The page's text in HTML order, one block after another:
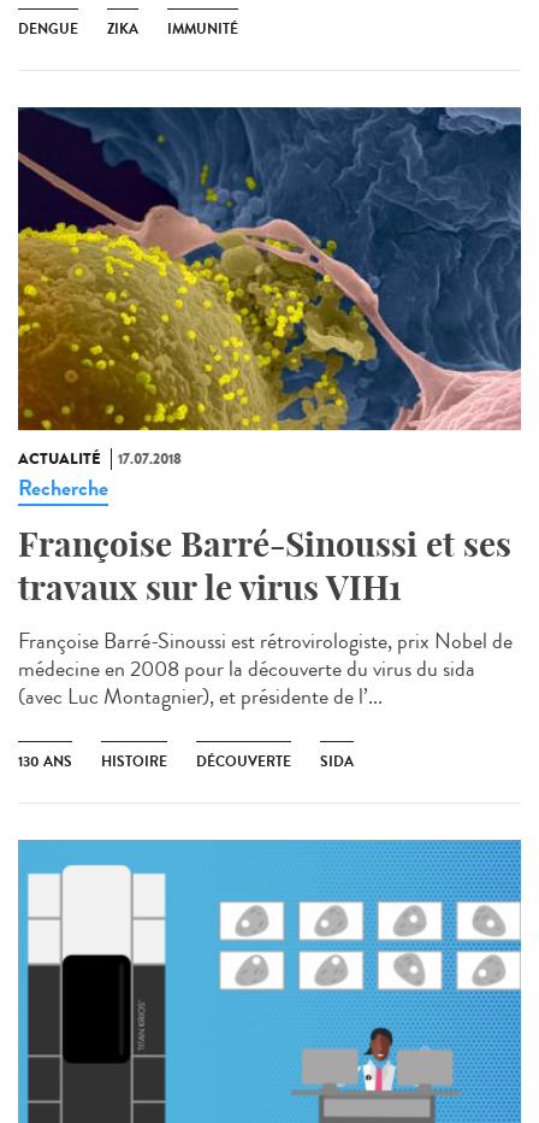
DENGUE ZIKA IMMUNITÉ
ACTUALITÉ 17.07.2018
Recherche
Françoise Barré-Sinoussi et ses
travaux sur le virus VIH1
Françoise Barré-Sinoussi est rétrovirologiste, prix Nobel de
médecine en 2008 pour la découverte du virus du sida
(avec Luc Montagnier), et présidente de l’...
130 ANS HISTOIRE DÉCOUVERTE SIDA